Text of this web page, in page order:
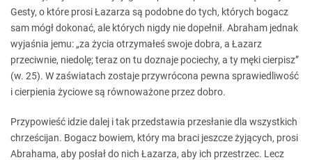
Gesty, o które prosi Łazarza są podobne do tych, których bogacz
sam mógł dokonać, ale których nigdy nie dopełnił. Abraham jednak
wyjaśnia jemu: „za życia otrzymałeś swoje dobra, a Łazarz
przeciwnie, niedolę; teraz on tu doznaje pociechy, a ty męki cierpisz”
(w. 25). W zaświatach zostaje przywrócona pewna sprawiedliwość
i cierpienia życiowe są równoważone przez dobro.
Przypowieść idzie dalej i tak przedstawia przesłanie dla wszystkich
chrześcijan. Bogacz bowiem, który ma braci jeszcze żyjących, prosi
Abrahama, aby posłał do nich Łazarza, aby ich przestrzec. Lecz